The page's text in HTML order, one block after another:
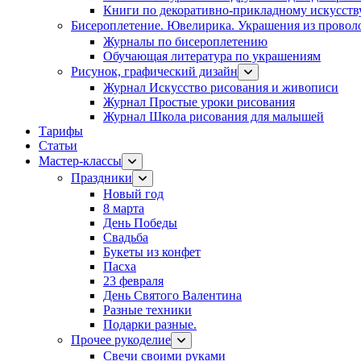
Книги по декоративно-прикладному
Бисероплетение. Ювелирика. Украшения из
Журналы по бисероплетению
Обучающая литература по украшениям
Рисунок, графический дизайн
Журнал Искусство рисования и живописи
Журнал Простые уроки рисования
Журнал Школа рисования для малышей
Тарифы
Статьи
Мастер-классы
Праздники
Новый год
8 марта
День Победы
Свадьба
Букеты из конфет
Пасха
23 февраля
День Святого Валентина
Разные техники
Подарки разные.
Прочее рукоделие
Свечи своими руками